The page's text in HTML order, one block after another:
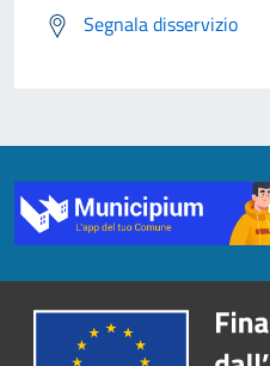
Segnala disservizio